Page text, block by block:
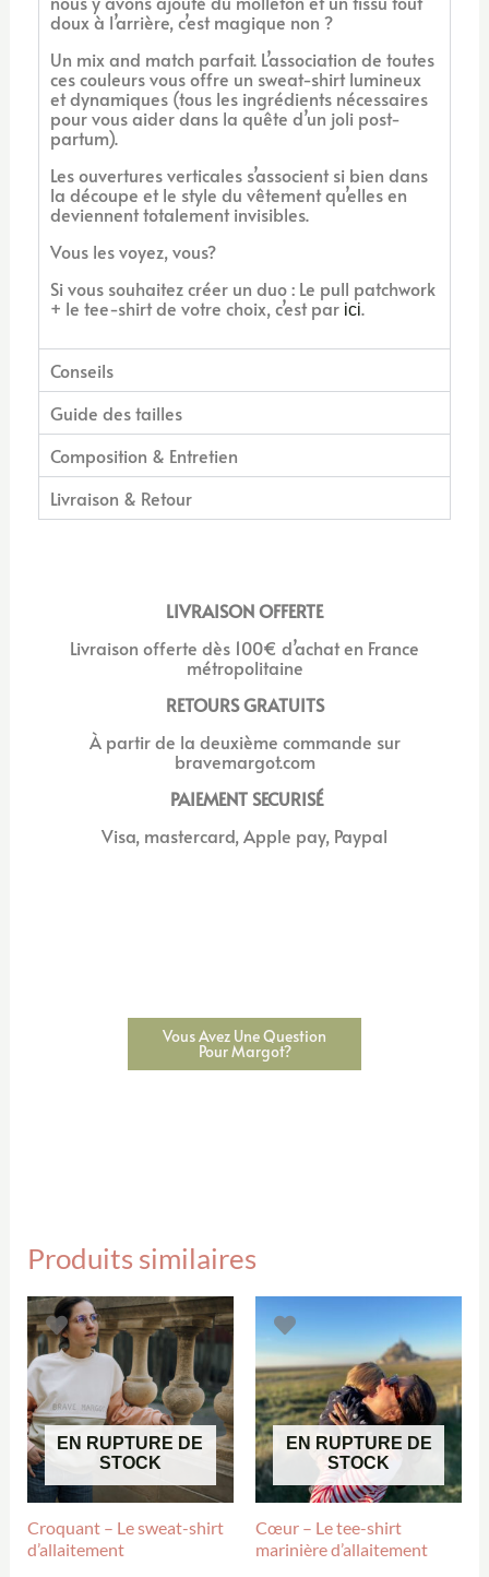
doux à l’arrière, c’est magique non ?
Un mix and match parfait. L’association de toutes
ces couleurs vous offre un sweat-shirt lumineux
et dynamiques (tous les ingrédients nécessaires
pour vous aider dans la quête d’un joli post-
partum).
Les ouvertures verticales s’associent si bien dans
la découpe et le style du vêtement qu’elles en
deviennent totalement invisibles.
Vous les voyez, vous?
Si vous souhaitez créer un duo : Le pull patchwork
+ le tee-shirt de votre choix, c’est par ici.
Conseils
Guide des tailles
Composition & Entretien
Livraison & Retour
LIVRAISON OFFERTE
Livraison offerte dès 100€ d’achat en France
métropolitaine
RETOURS GRATUITS
À partir de la deuxième commande sur
bravemargot.com
PAIEMENT SECURISÉ
Visa, mastercard, Apple pay, Paypal
Vous Avez Une Question
Pour Margot?
Produits similaires
EN RUPTURE DE
STOCK
Croquant – Le sweat-shirt
d’allaitement
EN RUPTURE DE
STOCK
Cœur – Le tee-shirt
marinière d’allaitement